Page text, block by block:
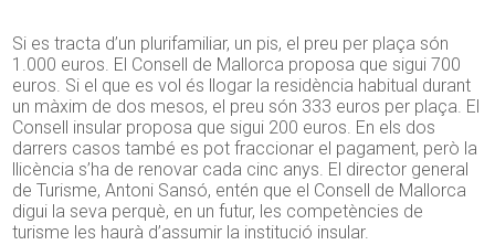
Si es tracta d’un plurifamiliar, un pis, el preu per plaça són
1.000 euros. El Consell de Mallorca proposa que sigui 700
euros. Si el que es vol és llogar la residència habitual durant
un màxim de dos mesos, el preu són 333 euros per plaça. El
Consell insular proposa que sigui 200 euros. En els dos
darrers casos també es pot fraccionar el pagament, però la
llicència s’ha de renovar cada cinc anys. El director general
de Turisme, Antoni Sansó, entén que el Consell de Mallorca
digui la seva perquè, en un futur, les competències de
turisme les haurà d’assumir la institució insular.